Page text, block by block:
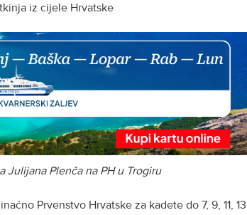
iz cijele Hrvatske
Julijana Plenča na PH u Trogiru
Prvenstvo Hrvatske za kadete do 7, 9, 11, 13